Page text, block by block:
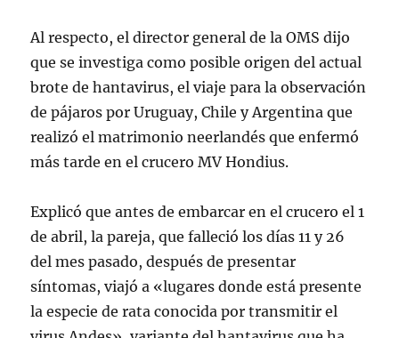
Al respecto, el director general de la OMS dijo
que se investiga como posible origen del actual
brote de hantavirus, el viaje para la observación
de pájaros por Uruguay, Chile y Argentina que
realizó el matrimonio neerlandés que enfermó
más tarde en el crucero MV Hondius.
Explicó que antes de embarcar en el crucero el 1
de abril, la pareja, que falleció los días 11 y 26
del mes pasado, después de presentar
síntomas, viajó a «lugares donde está presente
la especie de rata conocida por transmitir el